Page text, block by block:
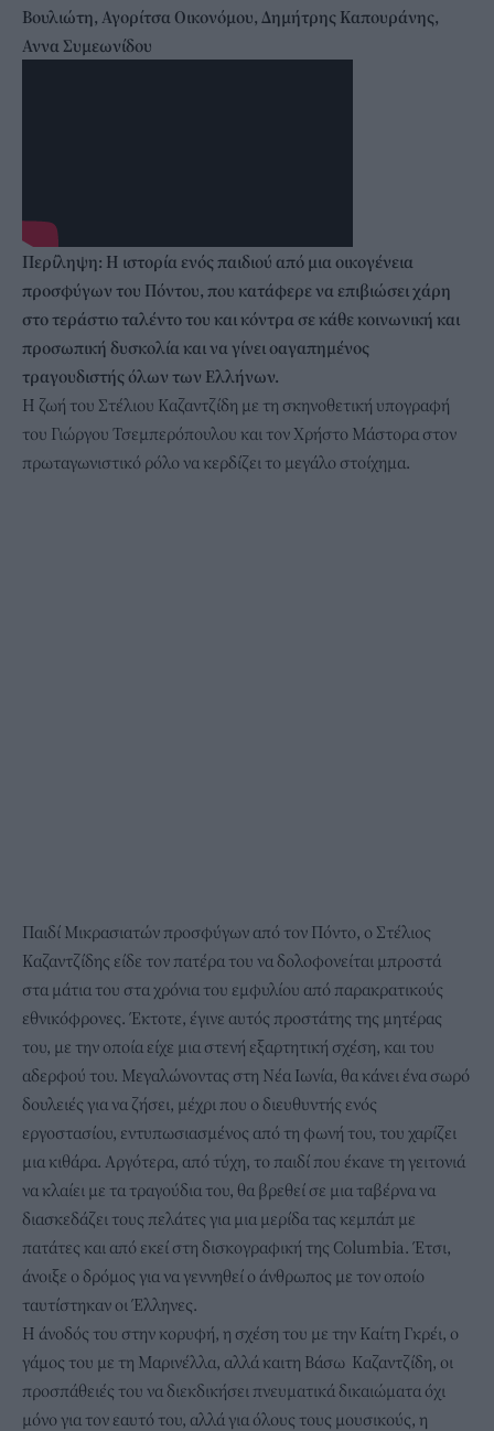
Βουλιώτη, Αγορίτσα Οικονόμου, Δημήτρης Καπουράνης,
Αννα Συμεωνίδου
Περίληψη: Η ιστορία ενός παιδιού από μια οικογένεια
προσφύγων του Πόντου, που κατάφερε να επιβιώσει χάρη
στο τεράστιο ταλέντο του και κόντρα σε κάθε κοινωνική και
προσωπική δυσκολία και να γίνει οαγαπημένος
τραγουδιστής όλων των Ελλήνων.
H ζωή του Στέλιου Καζαντζίδη με τη σκηνοθετική υπογραφή
του Γιώργου Τσεμπερόπουλου και τον Χρήστο Μάστορα στον
πρωταγωνιστικό ρόλο να κερδίζει το μεγάλο στοίχημα.
Παιδί Μικρασιατών προσφύγων από τον Πόντο, ο Στέλιος
Καζαντζίδης είδε τον πατέρα του να δολοφονείται μπροστά
στα μάτια του στα χρόνια του εμφυλίου από παρακρατικούς
εθνικόφρονες. Έκτοτε, έγινε αυτός προστάτης της μητέρας
του, με την οποία είχε μια στενή εξαρτητική σχέση, και του
αδερφού του. Μεγαλώνοντας στη Νέα Ιωνία, θα κάνει ένα σωρό
δουλειές για να ζήσει, μέχρι που ο διευθυντής ενός
εργοστασίου, εντυπωσιασμένος από τη φωνή του, του χαρίζει
μια κιθάρα. Αργότερα, από τύχη, το παιδί που έκανε τη γειτονιά
να κλαίει με τα τραγούδια του, θα βρεθεί σε μια ταβέρνα να
διασκεδάζει τους πελάτες για μια μερίδα τας κεμπάπ με
πατάτες και από εκεί στη δισκογραφική της Columbia. Έτσι,
άνοιξε ο δρόμος για να γεννηθεί ο άνθρωπος με τον οποίο
ταυτίστηκαν οι Έλληνες.
Η άνοδός του στην κορυφή, η σχέση του με την Καίτη Γκρέι, ο
γάμος του με τη Μαρινέλλα, αλλά καιτη Βάσω Καζαντζίδη, οι
προσπάθειές του να διεκδικήσει πνευματικά δικαιώματα όχι
μόνο για τον εαυτό του, αλλά για όλους τους μουσικούς, η